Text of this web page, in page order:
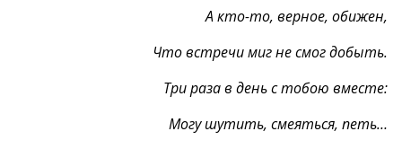
А кто-то, верное, обижен,
Что встречи миг не смог добыть.
Три раза в день с тобою вместе:
Могу шутить, смеяться, петь…